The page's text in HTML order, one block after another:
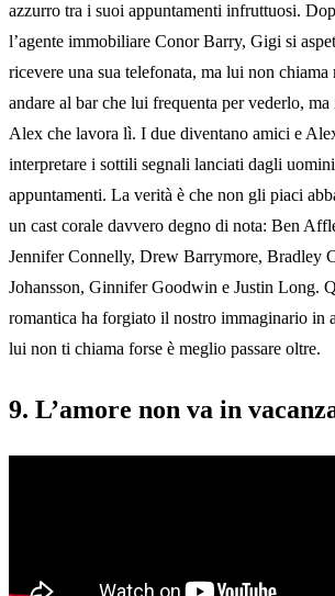
azzurro tra i suoi appuntamenti infruttuosi.
l’agente immobiliare Conor Barry, Gigi si
ricevere una sua telefonata, ma lui non
andare al bar che lui frequenta per vederlo,
Alex che lavora lì. I due diventano amici e
interpretare i sottili segnali lanciati dagli
appuntamenti. La verità è che non gli piaci
un cast corale davvero degno di nota: Ben
Jennifer Connelly, Drew Barrymore, Bradley
Johansson, Ginnifer Goodwin e Justin Long.
romantica ha forgiato il nostro immaginario in
lui non ti chiama forse è meglio passare oltre.
9. L’amore non va in